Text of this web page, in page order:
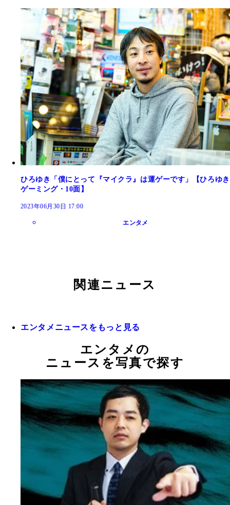
ひろゆき「僕にとって『マイクラ』は運ゲーです」【ひろゆき
ゲーミング・10面】
2023年06月30日 17:00
エンタメ
関連ニュース
エンタメニュースをもっと見る
エンタメの
ニュースを写真で探す